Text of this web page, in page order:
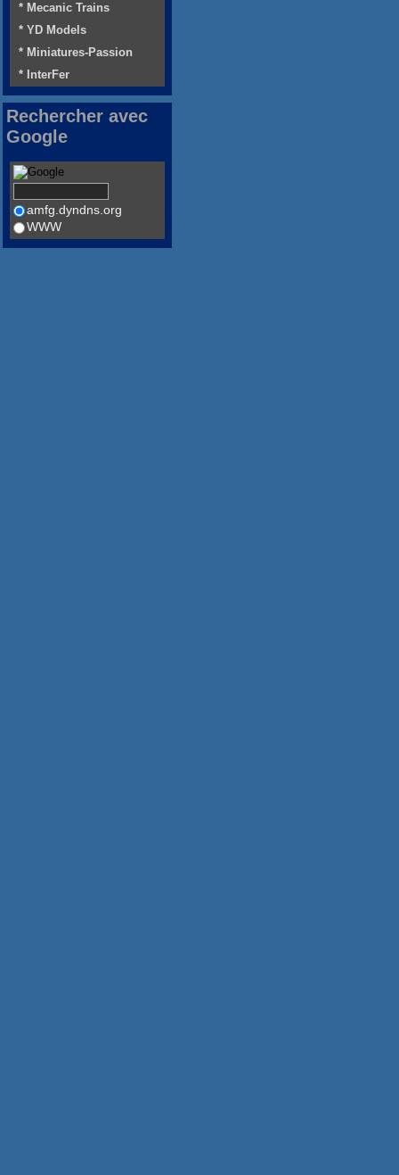
* Mecanic Trains
* YD Models
* Miniatures-Passion
* InterFer
Rechercher avec
Google
amfg.dyndns.org
WWW